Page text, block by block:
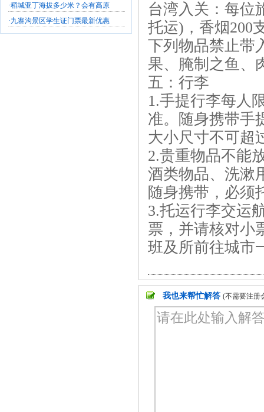
·稻城亚丁海拔多少米？会有高原
·九寨沟景区学生证门票最新优惠
台湾入关：每位
托运)，香烟200
下列物品禁止带
果、腌制之鱼、
五：行李
1.手提行李每人
准。随身携带手
大小尺寸不可超
2.贵重物品不能
酒类物品、洗漱
随身携带，必须
3.托运行李交运
票，并请核对小
班及所前往城市
我也来帮忙解答 (不需要注册